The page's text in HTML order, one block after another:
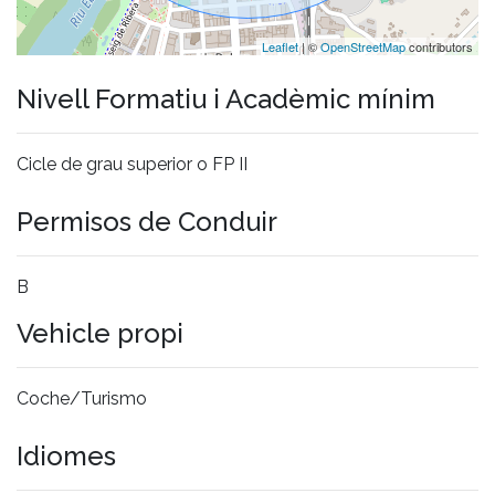
Leaflet| ©OpenStreetMapcontributors
Nivell Formatiu i Acadèmic mínim
Cicle de grau superior o FP II
Permisos de Conduir
B
Vehicle propi
Coche/Turismo
Idiomes